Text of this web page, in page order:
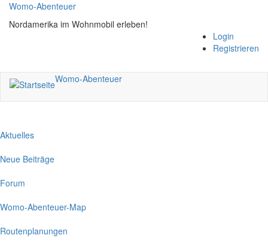
Direkt
zum
Inhalt
Womo-Abenteuer
Nordamerika im Wohnmobil erleben!
Login
Registrieren
Womo-Abenteuer
Aktuelles
Neue Beiträge
Forum
Womo-Abenteuer-Map
Routenplanungen